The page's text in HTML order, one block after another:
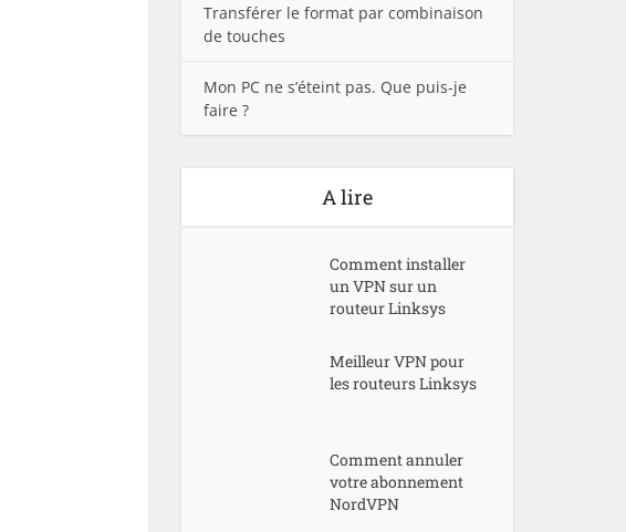
Transférer le format par combinaison
de touches
Mon PC ne s’éteint pas. Que puis-je
faire ?
A lire
Comment installer
un VPN sur un
routeur Linksys
Meilleur VPN pour
les routeurs Linksys
Comment annuler
votre abonnement
NordVPN